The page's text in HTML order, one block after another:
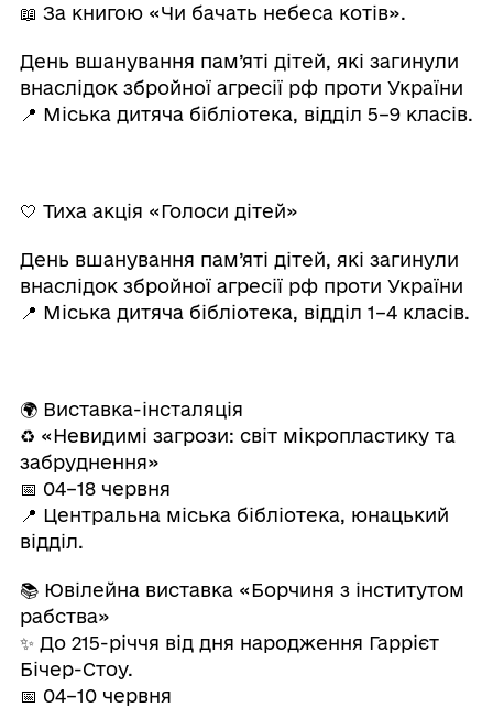
📖 За книгою «Чи бачать небеса котів».
День вшанування пам’яті дітей, які загинули
внаслідок збройної агресії рф проти України
📍 Міська дитяча бібліотека, відділ 5–9 класів.
🤍 Тиха акція «Голоси дітей»
День вшанування пам’яті дітей, які загинули
внаслідок збройної агресії рф проти України
📍 Міська дитяча бібліотека, відділ 1–4 класів.
🌍 Виставка-інсталяція
♻️ «Невидимі загрози: світ мікропластику та
забруднення»
📅 04–18 червня
📍 Центральна міська бібліотека, юнацький
відділ.
📚 Ювілейна виставка «Борчиня з інститутом
рабства»
✨ До 215-річчя від дня народження Гаррієт
Бічер-Стоу.
📅 04–10 червня